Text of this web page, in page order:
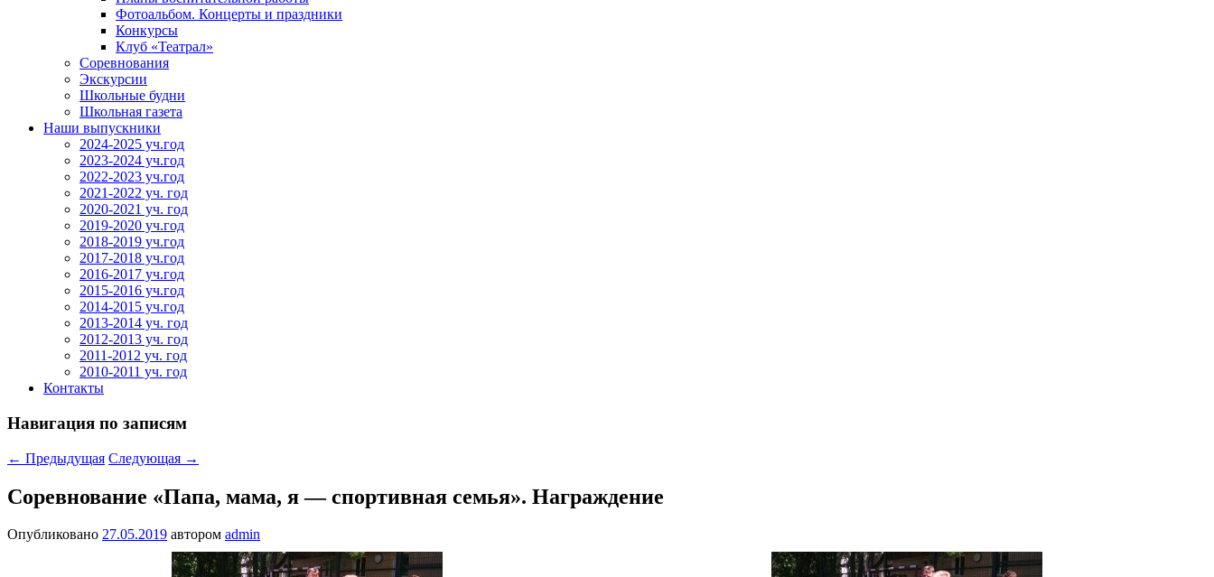
Фотоальбом. Концерты и праздники
Конкурсы
Клуб «Театрал»
Соревнования
Экскурсии
Школьные будни
Школьная газета
Наши выпускники
2024-2025 уч.год
2023-2024 уч.год
2022-2023 уч.год
2021-2022 уч. год
2020-2021 уч. год
2019-2020 уч.год
2018-2019 уч.год
2017-2018 уч.год
2016-2017 уч.год
2015-2016 уч.год
2014-2015 уч.год
2013-2014 уч. год
2012-2013 уч. год
2011-2012 уч. год
2010-2011 уч. год
Контакты
Навигация по записям
← Предыдущая Следующая →
Соревнование «Папа, мама, я — спортивная семья». Награждение
Опубликовано 27.05.2019 автором admin